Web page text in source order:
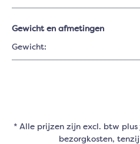
Gewicht en afmetingen
Gewicht:
* Alle prijzen zijn excl. btw plus
bezorgkosten,